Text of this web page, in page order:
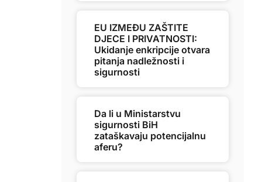
EU IZMEĐU ZAŠTITE
DJECE I PRIVATNOSTI:
Ukidanje enkripcije otvara
pitanja nadležnosti i
sigurnosti
Da li u Ministarstvu
sigurnosti BiH
zataškavaju potencijalnu
aferu?